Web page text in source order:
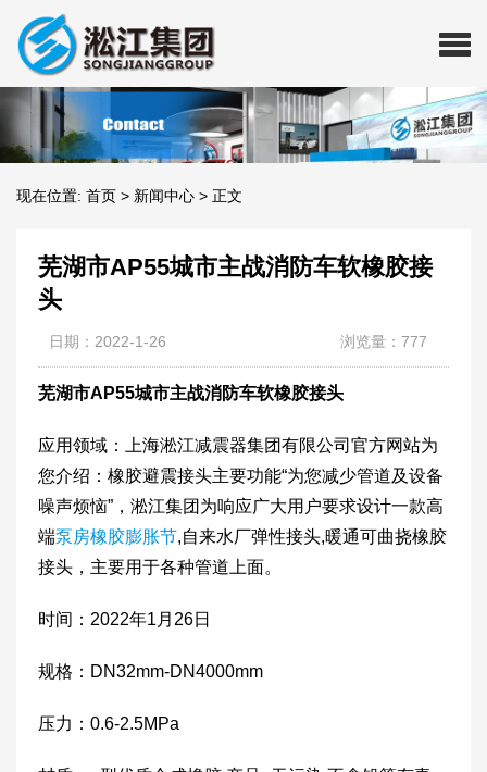
现在位置: 首页 > 新闻中心 > 正文
芜湖市AP55城市主战消防车软橡胶接
头
日期：2022-1-26 浏览量：777
芜湖市AP55城市主战消防车软橡胶接头
应用领域：上海淞江减震器集团有限公司官方网站为
您介绍：橡胶避震接头主要功能“为您减少管道及设备
噪声烦恼”，淞江集团为响应广大用户要求设计一款高
端泵房橡胶膨胀节,自来水厂弹性接头,暖通可曲挠橡胶
接头，主要用于各种管道上面。
时间：2022年1月26日
规格：DN32mm-DN4000mm
压力：0.6-2.5MPa